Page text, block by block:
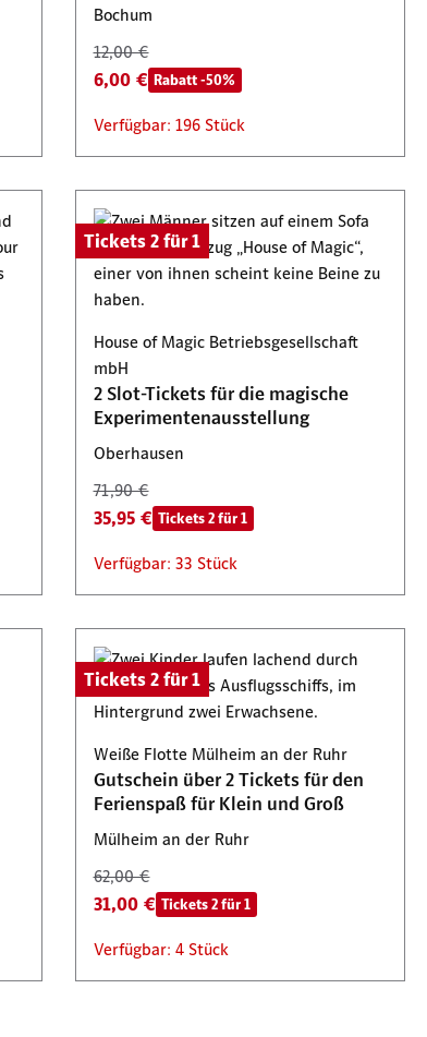
Bochum
12,00 €
6,00 € Rabatt -50%
Verfügbar: 196 Stück
Tickets 2 für 1
House of Magic Betriebsgesellschaft
mbH
2 Slot-Tickets für die magische
Experimentenausstellung
Oberhausen
71,90 €
35,95 € Tickets 2 für 1
Verfügbar: 33 Stück
Tickets 2 für 1
Weiße Flotte Mülheim an der Ruhr
Gutschein über 2 Tickets für den
Ferienspaß für Klein und Groß
Mülheim an der Ruhr
62,00 €
31,00 € Tickets 2 für 1
Verfügbar: 4 Stück